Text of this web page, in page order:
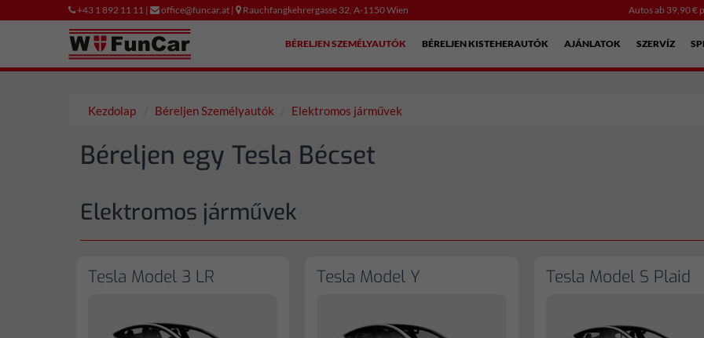
+43 1 892 11 11 | office@funcar.at | Rauchfangkehrergasse 32, A-1150 Wien Autos ab 39,90 €
BÉRELJEN SZEMÉLYAUTÓK BÉRELJEN KISTEHERAUTÓK AJÁNLATOK SZERVÍZ
Kezdolap Béreljen Személyautók Elektromos járművek
Béreljen egy Tesla Bécset
Elektromos járművek
Tesla Model 3 LR Tesla Model Y Tesla Model S Plaid